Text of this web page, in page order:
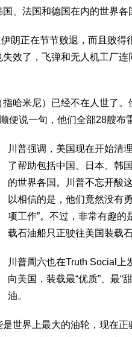
、法国和德国在内的世界各
朗正在节节败退，而且败得
效了，飞弹和无人机工厂
哈米尼）已经不在人世了
便说一句，他们全部28艘布
川普强调，美国现在开始清
了帮助包括中国、日本、韩
的世界各国。川普不忘开酸
以相信的是，他们竟然没有
项工作”。不过，非常有趣的
载石油船只正驶往美国装载石
川普周六也在Truth Social上
向美国，装载最“优质”、最“
油。
世界上最大的油轮，现在正